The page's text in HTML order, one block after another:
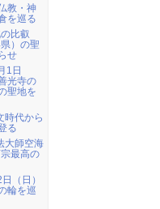
教・神
を巡る
比叡
）の聖
せ
1日
光寺の
聖地を
時代から
る
大師空海
最高の
（日）
輪を巡